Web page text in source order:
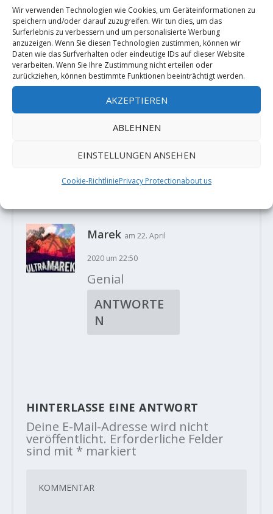
Wir verwenden Technologien wie Cookies, um Geräteinformationen zu
speichern und/oder darauf zuzugreifen. Wir tun dies, um das
Surferlebnis zu verbessern und um personalisierte Werbung
anzuzeigen. Wenn Sie diesen Technologien zustimmen, können wir
Daten wie das Surfverhalten oder eindeutige IDs auf dieser Website
verarbeiten. Wenn Sie Ihre Zustimmung nicht erteilen oder
zurückziehen, können bestimmte Funktionen beeinträchtigt werden.
AKZEPTIEREN
ABLEHNEN
EINSTELLUNGEN ANSEHEN
Cookie-RichtliniePrivacy Protectionabout us
Seb Bouin meldet die 4. Begehung
von "Jumbo Love" 9b
1 KOMMENTAR
Marek am 22. April
2020 um 22:50
Genial
ANTWORTE
N
HINTERLASSE EINE ANTWORT
Deine E-Mail-Adresse wird nicht
veröffentlicht. Erforderliche Felder
sind mit * markiert